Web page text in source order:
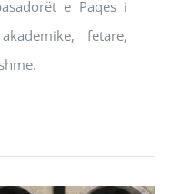
e Paqes i
fetare,